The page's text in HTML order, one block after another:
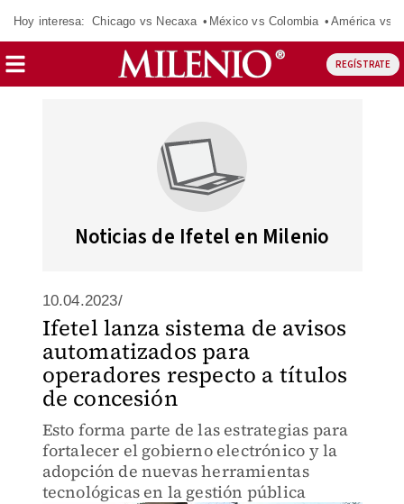
Hoy interesa: Chicago vs Necaxa México vs Colombia América vs
REGÍSTRATE
Noticias de Ifetel en Milenio
10.04.2023/
Ifetel lanza sistema de avisos
automatizados para
operadores respecto a títulos
de concesión
Esto forma parte de las estrategias para
fortalecer el gobierno electrónico y la
adopción de nuevas herramientas
tecnológicas en la gestión pública